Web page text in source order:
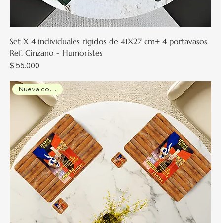
Set X 4 individuales rígidos de 41X27 cm+ 4 portavasos
Ref. Cinzano - Humoristes
Precio
$ 55.000
Nueva colección